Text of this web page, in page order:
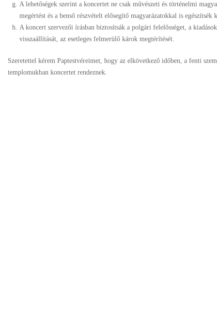
A lehetőségek szerint a koncertet ne csak művészeti és történelmi
megértést és a benső részvételt elősegítő magyarázatokkal is egészítsék
A koncert szervezői írásban biztosítsák a polgári felelősséget, a
visszaállítását, az esetleges felmerülő károk megtérítését.
Szeretettel kérem Paptestvéreimet, hogy az elkövetkező időben, a fenti
templomukban koncertet rendeznek.